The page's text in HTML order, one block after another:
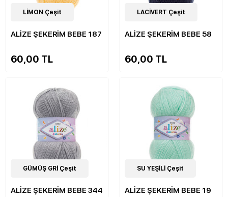
33Çeşit
LİMON Çeşit
ALİZE ŞEKERİM BEBE 187
60,00 TL
33Çeşit
LACİVERT Çeşit
ALİZE ŞEKERİM BEBE 58
60,00 TL
33Çeşit
GÜMÜŞ GRİ Çeşit
ALİZE ŞEKERİM BEBE 344
33Çeşit
SU YEŞİLİ Çeşit
ALİZE ŞEKERİM BEBE 19